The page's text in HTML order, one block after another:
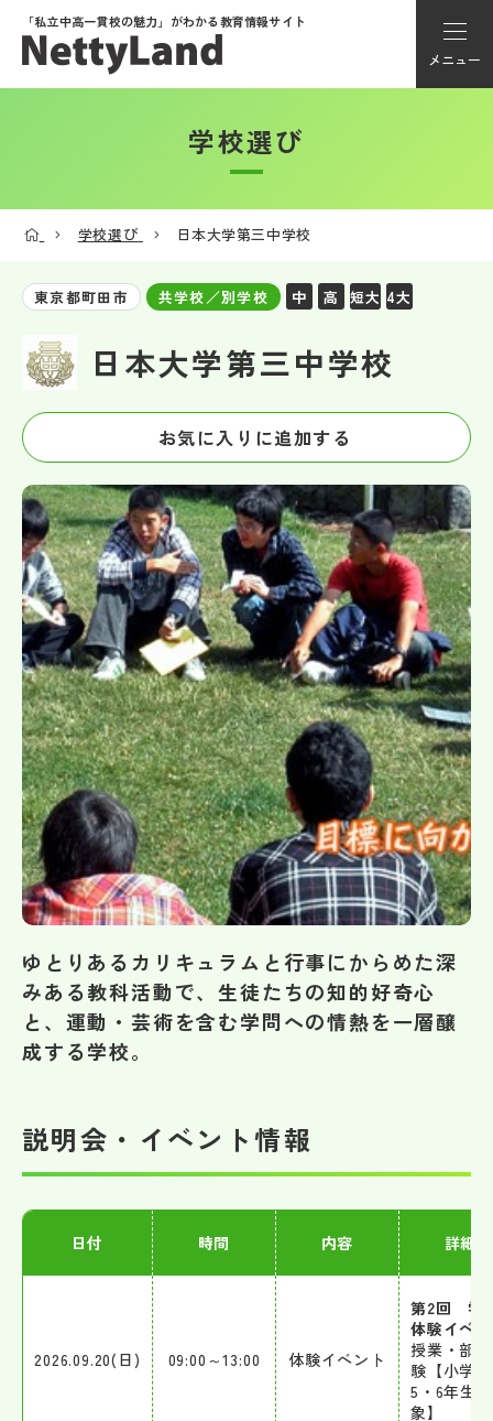
「私立中高一貫校の魅力」がわかる教育情報サイト
メニュー
アカウント登録
学校動画
私学探検隊
帰国生受験情報
説明会・イベント情報
よみもの
学校からのお知らせ
学校HP最新情報
特集
その他
お問い合わせ
個人情報保護方針
サイトマップ
運営会社
学校選び
学校選び 日本大学第三中学校
東京都町田市 共学校／別学校 中 高 短大 4大
日本大学第三中学校
お気に入りに追加する
ゆとりあるカリキュラムと行事にからめた深
みある教科活動で、生徒たちの知的好奇心
と、運動・芸術を含む学問への情熱を一層醸
成する学校。
説明会・イベント情報
日付 時間 内容 詳細
2026.09.20(日) 09:00～13:00 体験イベント
第2回 学
体験イベ
授業・部
験【小学4
5・6年生対
象】